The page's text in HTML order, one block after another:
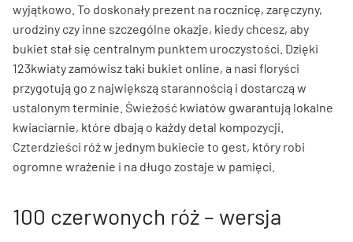
wyjątkowo. To doskonały prezent na rocznicę, zaręczyny,
urodziny czy inne szczególne okazje, kiedy chcesz, aby
bukiet stał się centralnym punktem uroczystości. Dzięki
123kwiaty zamówisz taki bukiet online, a nasi floryści
przygotują go z największą starannością i dostarczą w
ustalonym terminie. Świeżość kwiatów gwarantują lokalne
kwiaciarnie, które dbają o każdy detal kompozycji.
Czterdzieści róż w jednym bukiecie to gest, który robi
ogromne wrażenie i na długo zostaje w pamięci.
100 czerwonych róż – wersja